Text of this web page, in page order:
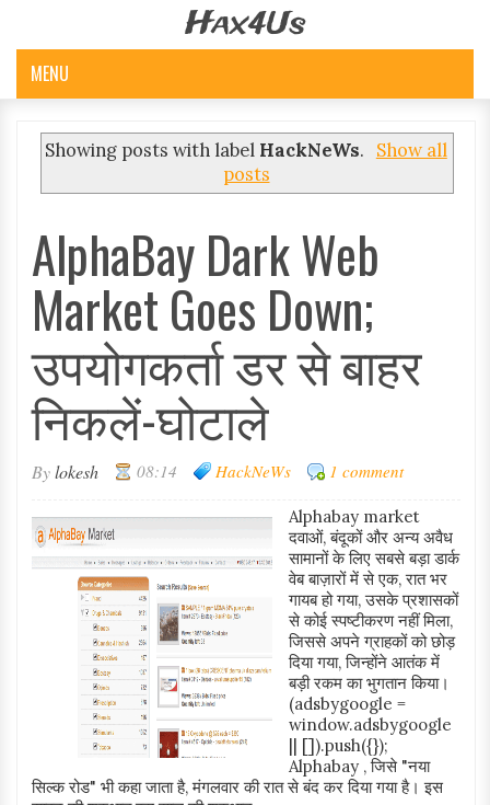
Hax4Us
MENU
Showing posts with label HackNeWs. Show all
posts
AlphaBay Dark Web
Market Goes Down;
उपयोगकर्ता डर से बाहर
निकलें-घोटाले
Bylokesh 08:14 HackNeWs 1 comment
Alphabay market
दवाओं, बंदूकों और अन्य अवैध
सामानों के लिए सबसे बड़ा डार्क
वेब बाज़ारों में से एक, रात भर
गायब हो गया, उसके प्रशासकों
से कोई स्पष्टीकरण नहीं मिला,
जिससे अपने ग्राहकों को छोड़
दिया गया, जिन्होंने आतंक में
बड़ी रकम का भुगतान किया।
(adsbygoogle =
window.adsbygoogle
|| []).push({});
Alphabay , जिसे "नया
सिल्क रोड" भी कहा जाता है, मंगलवार की रात से बंद कर दिया गया है। इस